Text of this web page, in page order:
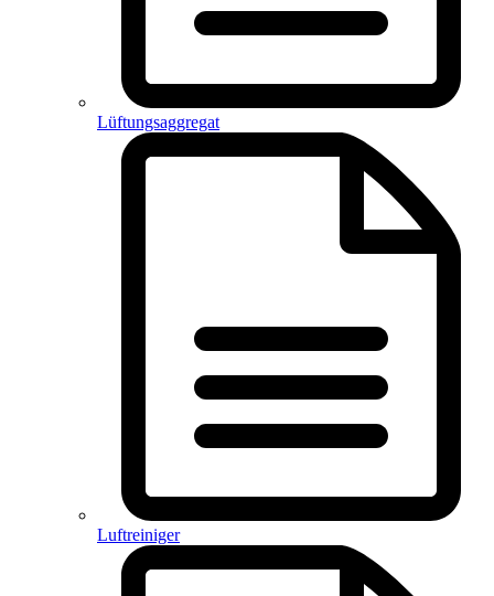
Lüftungsaggregat
Luftreiniger